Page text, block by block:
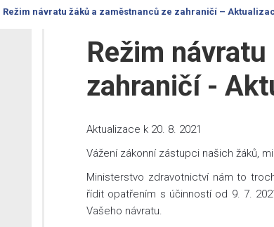
Režim návratu žáků a zaměstnanců ze zahraničí –
Režim
zahraničí -
Aktualizace k 20. 8. 2021
Vážení zákonní zástupci našich žáků,
Ministerstvo zdravotnictví nám to
řídit opatřením s účinností od 9. 7.
Vašeho návratu.